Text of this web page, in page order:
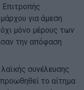
Επιτροπής
για άμεση
μόνο μέρους των
την απόφαση
συνέλευσης
το αίτημα